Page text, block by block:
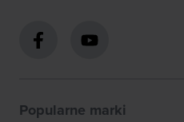
Popularne marki